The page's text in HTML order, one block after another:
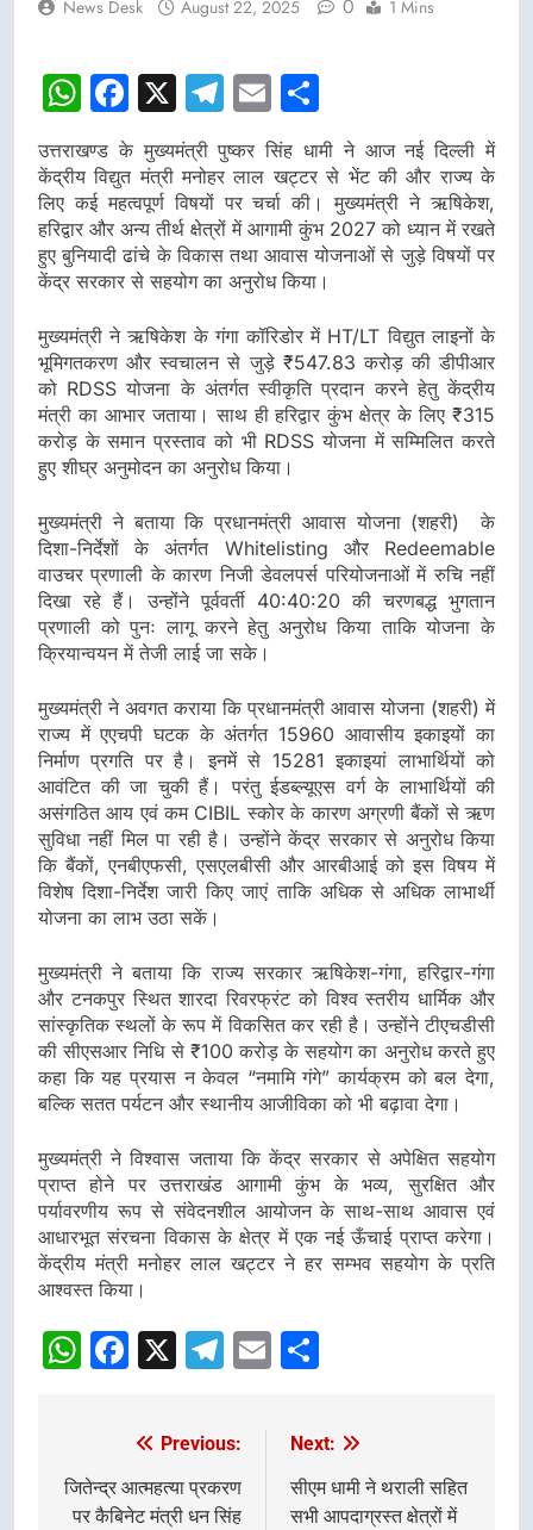
News Desk August 22, 2025 0 1 Mins
WhatsApp
Facebook
X Telegram
Email
उत्तराखण्ड के मुख्यमंत्री पुष्कर सिंह धामी ने आज नई दिल्ली में
केंद्रीय विद्युत मंत्री मनोहर लाल खट्टर से भेंट की और राज्य के
लिए कई महत्वपूर्ण विषयों पर चर्चा की। मुख्यमंत्री ने ऋषिकेश,
हरिद्वार और अन्य तीर्थ क्षेत्रों में आगामी कुंभ 2027 को ध्यान में रखते
हुए बुनियादी ढांचे के विकास तथा आवास योजनाओं से जुड़े विषयों पर
केंद्र सरकार से सहयोग का अनुरोध किया।
मुख्यमंत्री ने ऋषिकेश के गंगा कॉरिडोर में HT/LT विद्युत लाइनों के
भूमिगतकरण और स्वचालन से जुड़े ₹547.83 करोड़ की डीपीआर
को RDSS योजना के अंतर्गत स्वीकृति प्रदान करने हेतु केंद्रीय
मंत्री का आभार जताया। साथ ही हरिद्वार कुंभ क्षेत्र के लिए ₹315
करोड़ के समान प्रस्ताव को भी RDSS योजना में सम्मिलित करते
हुए शीघ्र अनुमोदन का अनुरोध किया।
मुख्यमंत्री ने बताया कि प्रधानमंत्री आवास योजना (शहरी)
के
दिशा-निर्देशों के अंतर्गत Whitelisting और Redeemable
वाउचर प्रणाली के कारण निजी डेवलपर्स परियोजनाओं में रुचि नहीं
दिखा रहे हैं। उन्होंने पूर्ववर्ती 40:40:20 की चरणबद्ध भुगतान
प्रणाली को पुनः लागू करने हेतु अनुरोध किया ताकि योजना के
क्रियान्वयन में तेजी लाई जा सके।
मुख्यमंत्री ने अवगत कराया कि प्रधानमंत्री आवास योजना (शहरी) में
राज्य में एएचपी घटक के अंतर्गत 15960 आवासीय इकाइयों का
निर्माण प्रगति पर है। इनमें से 15281 इकाइयां लाभार्थियों को
आवंटित की जा चुकी हैं। परंतु ईडब्ल्यूएस वर्ग के लाभार्थियों की
असंगठित आय एवं कम CIBIL स्कोर के कारण अग्रणी बैंकों से ऋण
सुविधा नहीं मिल पा रही है। उन्होंने केंद्र सरकार से अनुरोध किया
कि बैंकों, एनबीएफसी, एसएलबीसी और आरबीआई को इस विषय में
विशेष दिशा-निर्देश जारी किए जाएं ताकि अधिक से अधिक लाभार्थी
योजना का लाभ उठा सकें।
मुख्यमंत्री ने बताया कि राज्य सरकार ऋषिकेश-गंगा, हरिद्वार-गंगा
और टनकपुर स्थित शारदा रिवरफ्रंट को विश्व स्तरीय धार्मिक और
सांस्कृतिक स्थलों के रूप में विकसित कर रही है। उन्होंने टीएचडीसी
की सीएसआर निधि से ₹100 करोड़ के सहयोग का अनुरोध करते हुए
कहा कि यह प्रयास न केवल “नमामि गंगे” कार्यक्रम को बल देगा,
बल्कि सतत पर्यटन और स्थानीय आजीविका को भी बढ़ावा देगा।
मुख्यमंत्री ने विश्वास जताया कि केंद्र सरकार से अपेक्षित सहयोग
प्राप्त होने पर उत्तराखंड आगामी कुंभ के भव्य, सुरक्षित और
पर्यावरणीय रूप से संवेदनशील आयोजन के साथ-साथ आवास एवं
आधारभूत संरचना विकास के क्षेत्र में एक नई ऊँचाई प्राप्त करेगा।
केंद्रीय मंत्री मनोहर लाल खट्टर ने हर सम्भव सहयोग के प्रति
आश्वस्त किया।
WhatsApp
Facebook
X Telegram
Email
navigation
Previous:
जितेन्द्र आत्महत्या प्रकरण
पर कैबिनेट मंत्री धन सिंह
Next:
सीएम धामी ने थराली सहित
सभी आपदाग्रस्त क्षेत्रों में